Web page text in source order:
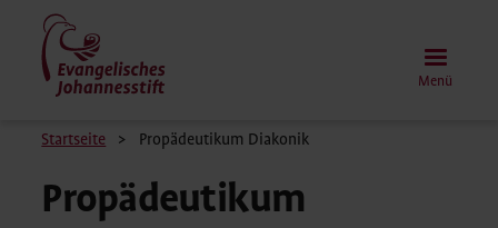
Direkt
Inhalt
Menü
Pfadnavigation
Startseite Propädeutikum Diakonik
Propädeutikum